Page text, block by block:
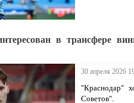
в трансфере
30 апреля 2026
"Краснодар"
Советов".